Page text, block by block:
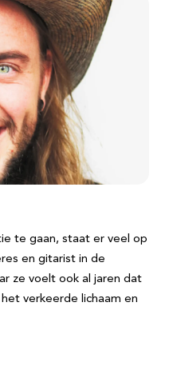
te gaan, staat er veel op
en gitarist in de
ze voelt ook al jaren dat
verkeerde lichaam en